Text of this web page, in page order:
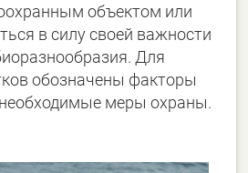
объектом или
в силу своей важности
Для
обозначены факторы
меры охраны.